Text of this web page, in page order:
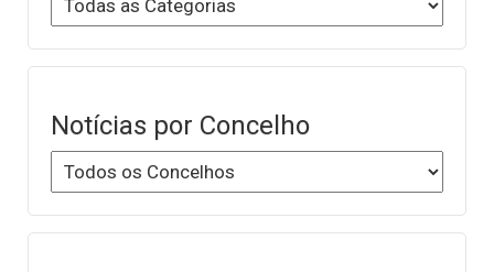
Notícias por Concelho